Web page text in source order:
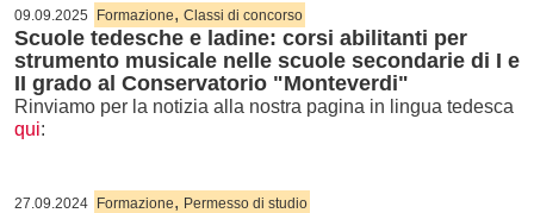
09.09.2025 Formazione, Classi di concorso
Scuole tedesche e ladine: corsi abilitanti per
strumento musicale nelle scuole secondarie di I e
II grado al Conservatorio "Monteverdi"
Rinviamo per la notizia alla nostra pagina in lingua tedesca
qui:
27.09.2024 Formazione, Permesso di studio